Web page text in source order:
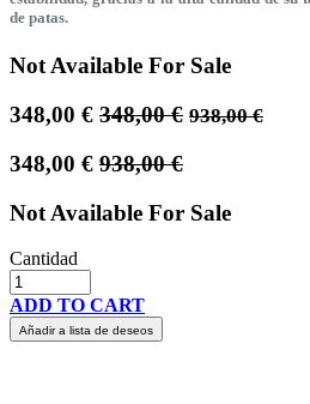
de patas.
Not Available For Sale
348,00 € 348,00€ 938,00€
348,00 € 938,00€
Not Available For Sale
Cantidad
ADD TO CART
Añadir a lista de deseos